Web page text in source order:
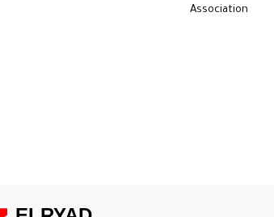
Association